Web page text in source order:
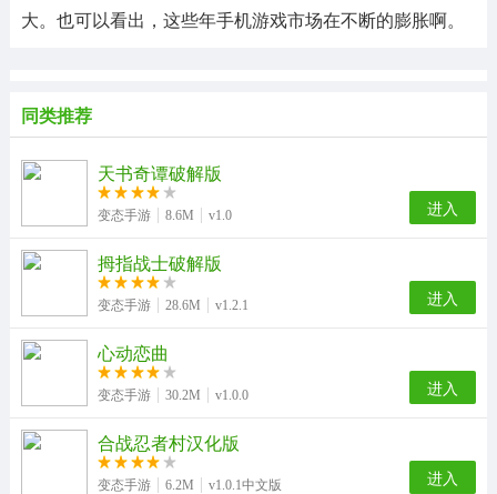
大。也可以看出，这些年手机游戏市场在不断的膨胀啊。
同类推荐
天书奇谭破解版
变态手游 8.6M v1.0 进入
拇指战士破解版
变态手游 28.6M v1.2.1 进入
心动恋曲
变态手游 30.2M v1.0.0 进入
合战忍者村汉化版
变态手游 6.2M v1.0.1中文版 进入